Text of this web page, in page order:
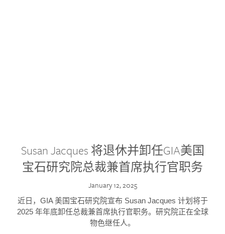
Susan Jacques 将退休并卸任GIA美国
宝石研究院总裁兼首席执行官职务
January 12, 2025
近日，GIA 美国宝石研究院宣布 Susan Jacques 计划将于
2025 年年底卸任总裁兼首席执行官职务。研究院正在全球
物色继任人。